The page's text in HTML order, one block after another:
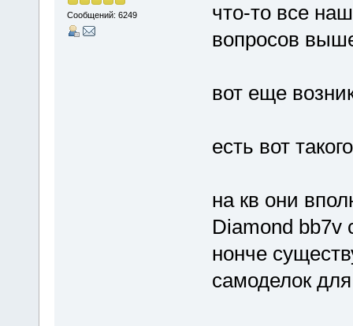
Сообщений: 6249
что-то все
вопросов
вот еще
есть вот
на кв они
Diamond bb7v
нонче
самоделок